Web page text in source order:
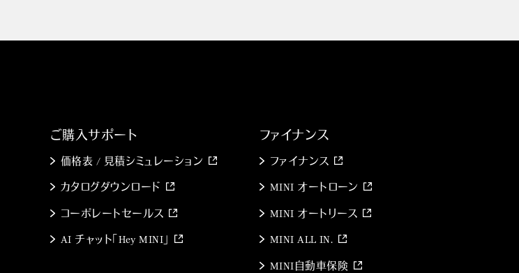
ご購入サポート
価格表 / 見積シミュレーション
カタログダウンロード
コーポレートセールス
AI チャット「Hey MINI」
ファイナンス
ファイナンス
MINI オートローン
MINI オートリース
MINI ALL IN.
MINI自動車保険